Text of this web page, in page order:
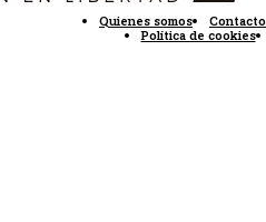
Quienes somos Contacto
Política de cookies